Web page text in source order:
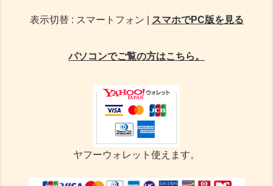
表示切替 : スマートフォン | スマホでPC版を見る
パソコンでご覧の方はこちら。
ヤフーウォレット使えます。